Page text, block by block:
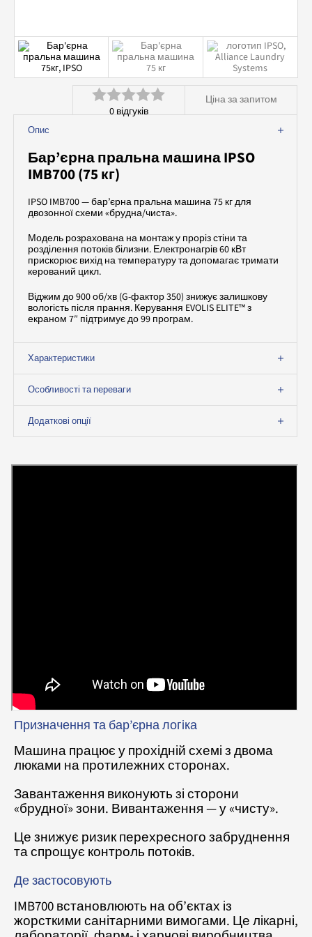
Оцінено
0
з
5
0відгуків
Ціна за запитом
Опис
Бар’єрна пральна машина IPSO
IMB700 (75 кг)
IPSO IMB700 — бар’єрна пральна машина 75 кг для
двозонної схеми «брудна/чиста».
Модель розрахована на монтаж у проріз стіни та
розділення потоків білизни. Електронагрів 60 кВт
прискорює вихід на температуру та допомагає тримати
керований цикл.
Віджим до 900 об/хв (G-фактор 350) знижує залишкову
вологість після прання. Керування EVOLIS ELITE™ з
екраном 7″ підтримує до 99 програм.
Характеристики
Особливості та переваги
Додаткові опції
Призначення та бар’єрна логіка
Машина працює у прохідній схемі з двома
люками на протилежних сторонах.
Завантаження виконують зі сторони
«брудної» зони. Вивантаження — у «чисту».
Це знижує ризик перехресного забруднення
та спрощує контроль потоків.
Де застосовують
IMB700 встановлюють на об’єктах із
жорсткими санітарними вимогами. Це лікарні,